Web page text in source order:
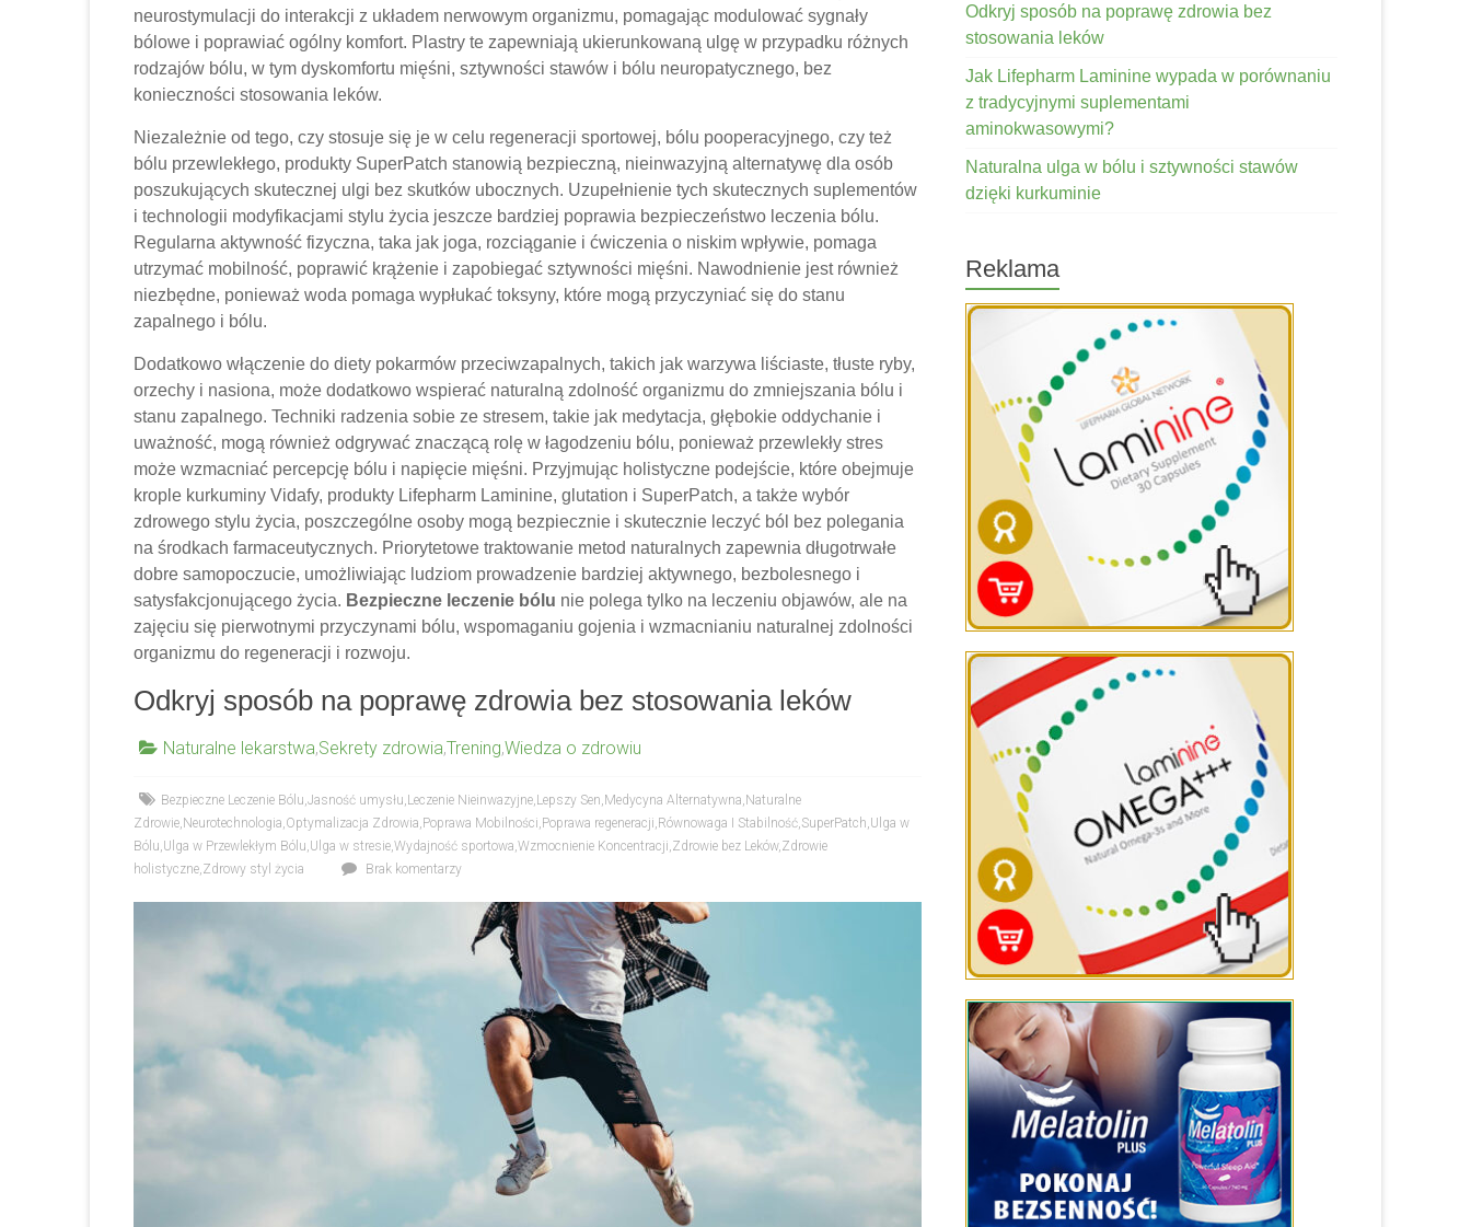
neurostymulacji do interakcji z układem nerwowym organizmu, pomagając modulować sygnały
bólowe i poprawiać ogólny komfort. Plastry te zapewniają ukierunkowaną ulgę w przypadku różnych
rodzajów bólu, w tym dyskomfortu mięśni, sztywności stawów i bólu neuropatycznego, bez
konieczności stosowania leków.
Niezależnie od tego, czy stosuje się je w celu regeneracji sportowej, bólu pooperacyjnego, czy też
bólu przewlekłego, produkty SuperPatch stanowią bezpieczną, nieinwazyjną alternatywę dla osób
poszukujących skutecznej ulgi bez skutków ubocznych. Uzupełnienie tych skutecznych suplementów
i technologii modyfikacjami stylu życia jeszcze bardziej poprawia bezpieczeństwo leczenia bólu.
Regularna aktywność fizyczna, taka jak joga, rozciąganie i ćwiczenia o niskim wpływie, pomaga
utrzymać mobilność, poprawić krążenie i zapobiegać sztywności mięśni. Nawodnienie jest również
niezbędne, ponieważ woda pomaga wypłukać toksyny, które mogą przyczyniać się do stanu
zapalnego i bólu.
Dodatkowo włączenie do diety pokarmów przeciwzapalnych, takich jak warzywa liściaste, tłuste ryby,
orzechy i nasiona, może dodatkowo wspierać naturalną zdolność organizmu do zmniejszania bólu i
stanu zapalnego. Techniki radzenia sobie ze stresem, takie jak medytacja, głębokie oddychanie i
uważność, mogą również odgrywać znaczącą rolę w łagodzeniu bólu, ponieważ przewlekły stres
może wzmacniać percepcję bólu i napięcie mięśni. Przyjmując holistyczne podejście, które obejmuje
krople kurkuminy Vidafy, produkty Lifepharm Laminine, glutation i SuperPatch, a także wybór
zdrowego stylu życia, poszczególne osoby mogą bezpiecznie i skutecznie leczyć ból bez polegania
na środkach farmaceutycznych. Priorytetowe traktowanie metod naturalnych zapewnia długotrwałe
dobre samopoczucie, umożliwiając ludziom prowadzenie bardziej aktywnego, bezbolesnego i
satysfakcjonującego życia. Bezpieczne leczenie bólu nie polega tylko na leczeniu objawów, ale na
zajęciu się pierwotnymi przyczynami bólu, wspomaganiu gojenia i wzmacnianiu naturalnej zdolności
organizmu do regeneracji i rozwoju.
Odkryj sposób na poprawę zdrowia bez stosowania leków
Naturalne lekarstwa,Sekrety zdrowia,Trening,Wiedza o zdrowiu
Bezpieczne Leczenie Bólu,Jasność umysłu, Leczenie Nieinwazyjne, Lepszy Sen, Medycyna Alternatywna, Naturalne
Zdrowie, Neurotechnologia,Optymalizacja Zdrowia, Poprawa Mobilności, Poprawa regeneracji, Równowaga I Stabilność,SuperPatch,Ulga w
Bólu,Ulga w Przewlekłym Bólu,Ulga w stresie,Wydajność sportowa,Wzmocnienie Koncentracji,Zdrowie bez Leków,Zdrowie
holistyczne,Zdrowy styl życia Brak komentarzy
Odkryj sposób na poprawę zdrowia bez
stosowania leków
Jak Lifepharm Laminine wypada w porównaniu
z tradycyjnymi suplementami
aminokwasowymi?
Naturalna ulga w bólu i sztywności stawów
dzięki kurkuminie
Reklama